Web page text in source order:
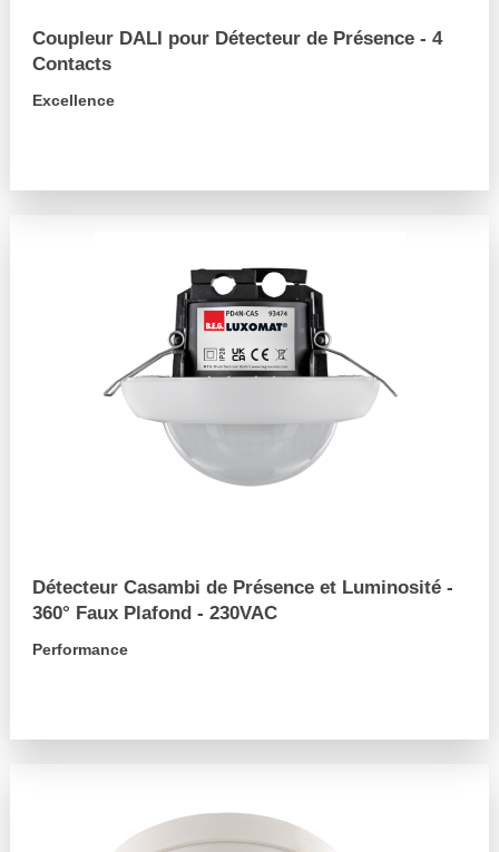
Coupleur DALI pour Détecteur de Présence - 4
Contacts
Excellence
Détecteur Casambi de Présence et Luminosité -
360° Faux Plafond - 230VAC
Performance